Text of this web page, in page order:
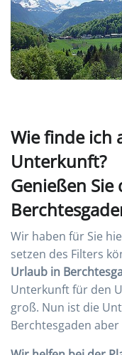
Wie finde ich
Unterkunft?
Genießen
Wir haben für Sie
setzen des Filters
Urlaub in
Unterkunft für den
groß. Nun ist die
Berchtesgaden